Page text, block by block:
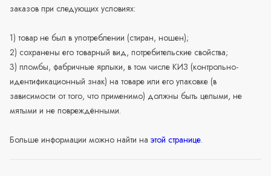
заказов при следующих условиях:
1) товар не был в употреблении (стиран, ношен);
2) сохранены его товарный вид, потребительские свойства;
3) пломбы, фабричные ярлыки, в том числе КИЗ (контрольно-
идентификационный знак) на товаре или его упаковке (в
зависимости от того, что применимо) должны быть целыми, не
мятыми и не повреждёнными.
Больше информации можно найти на этой странице.